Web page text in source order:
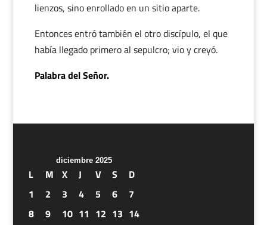
lienzos, sino enrollado en un sitio aparte.
Entonces entró también el otro discípulo, el que
había llegado primero al sepulcro; vio y creyó.
Palabra del Señor.
diciembre 2025
L M X J V S
D
1
2 3 4 5 6
7
8
9 10 11 12 13 14